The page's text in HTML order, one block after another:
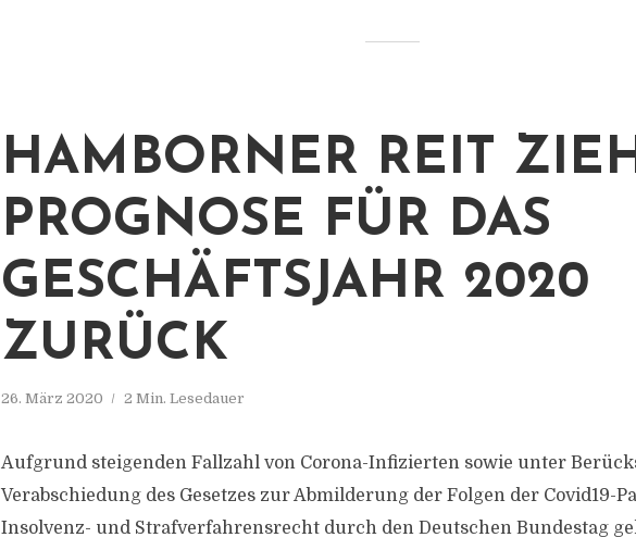
HAMBORNER REIT
PROGNOSE FÜR DAS
GESCHÄFTSJAHR 2020
ZURÜCK
26. März 2020 2 Min. Lesedauer
Aufgrund steigenden Fallzahl von Corona-Infizierten sowie unter
Verabschiedung des Gesetzes zur Abmilderung der Folgen der Covid19-
Insolvenz- und Strafverfahrensrecht durch den Deutschen Bundestag